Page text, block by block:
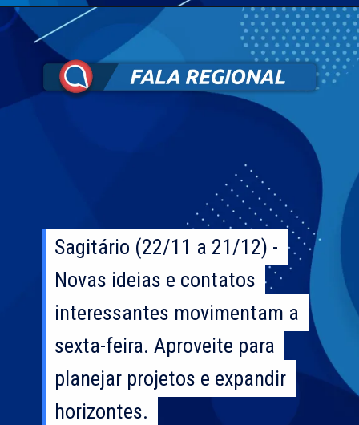
Sagitário (22/11 a 21/12) -
Novas ideias e contatos
interessantes movimentam a
sexta-feira. Aproveite para
planejar projetos e expandir
horizontes.
Sagitário (22/11 a 21/12) -
Novas ideias e contatos
interessantes movimentam a
sexta-feira. Aproveite para
planejar projetos e expandir
horizontes.